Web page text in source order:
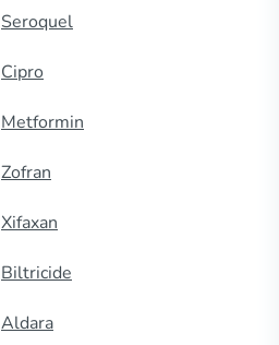
Seroquel
Cipro
Metformin
Zofran
Xifaxan
Biltricide
Aldara